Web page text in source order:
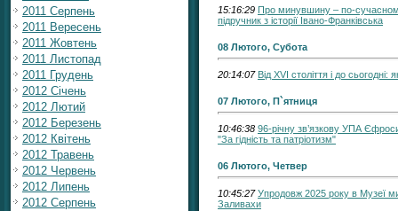
2011 Серпень
2011 Вересень
2011 Жовтень
2011 Листопад
2011 Грудень
2012 Січень
2012 Лютий
2012 Березень
2012 Квітень
2012 Травень
2012 Червень
2012 Липень
2012 Серпень
15:16:29 Про минувшину – по-
підручник з історії Івано-Франківська
08 Лютого, Субота
20:14:07 Від XVI століття і до
07 Лютого, П`ятниця
10:46:38 96-річну зв’язкову УПА
"За гідність та патріотизм"
06 Лютого, Четвер
10:45:27 Упродовж 2025 року в Музеї
Заливахи